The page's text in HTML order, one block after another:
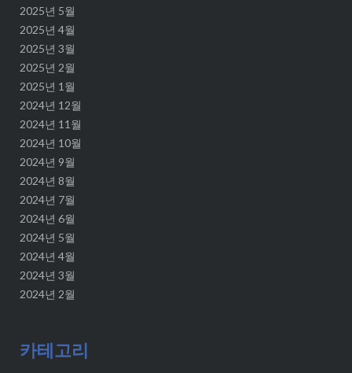
2025년 5월
2025년 4월
2025년 3월
2025년 2월
2025년 1월
2024년 12월
2024년 11월
2024년 10월
2024년 9월
2024년 8월
2024년 7월
2024년 6월
2024년 5월
2024년 4월
2024년 3월
2024년 2월
카테고리